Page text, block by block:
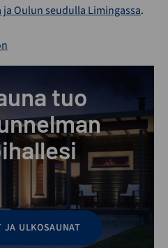
Oulun seudulla Limingassa.
tuo
JA ULKOSAUNAT